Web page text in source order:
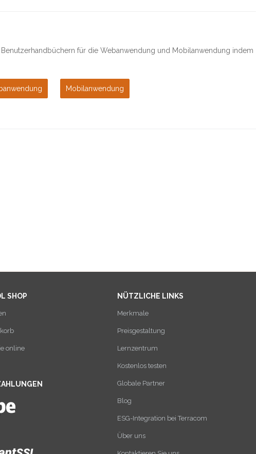
für die Webanwendung und Mobilanwendung indem
Mobilanwendung
SHOP
online
NÜTZLICHE LINKS
Merkmale
Preisgestaltung
Lernzentrum
Kostenlos testen
Globale Partner
Blog
ESG-Integration bei Terracom
Über uns